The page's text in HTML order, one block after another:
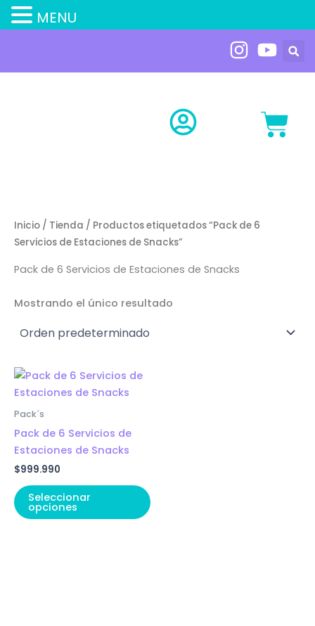
contenido
Inicio / Tienda / Productos etiquetados “Pack de 6
Servicios de Estaciones de Snacks”
Pack de 6 Servicios de Estaciones de Snacks
Mostrando el único resultado
Pack´s
Pack de 6 Servicios de
Estaciones de Snacks
$999.990
Seleccionar
opciones
MENU